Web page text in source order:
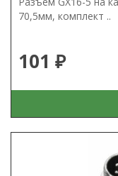
70,5мм, комплект ..
101 ₽